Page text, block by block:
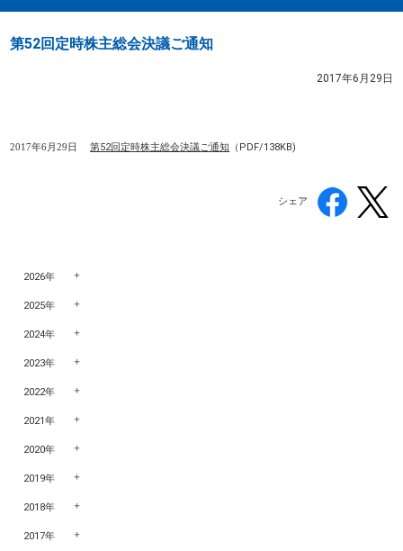
第52回定時株主総会決議ご通知
2017年6月29日
2017年6月29日第52回定時株主総会決議ご通知 （PDF/138KB)
シェア
2026年
2025年
2024年
2023年
2022年
2021年
2020年
2019年
2018年
2017年